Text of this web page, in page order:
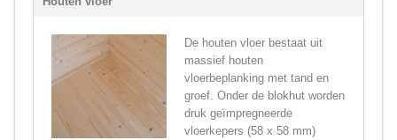
De houten vloer bestaat uit
massief houten
vloerbeplanking met tand en
groef. Onder de blokhut worden
druk geïmpregneerde
vloerkepers (58 x 58 mm)